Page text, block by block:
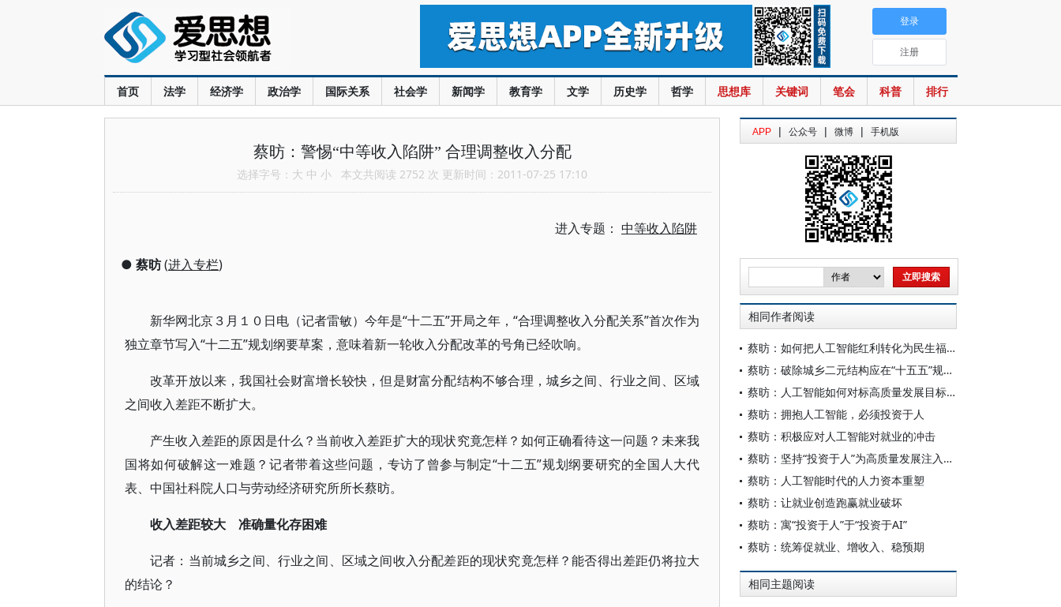
首页 法学 经济学 政治学 国际关系 社会学 新闻学 教育学 文学 历史学 哲学 思想库 关键词 笔会 科普 排行
登录
注册
蔡昉：警惕“中等收入陷阱” 合理调整收入分配
选择字号： 大 中 小 本文共阅读 2752 次 更新时间：2011-07-25 17:10
进入专题： 中等收入陷阱
● 蔡昉(进入专栏)
新华网北京３月１０日电（记者雷敏）今年是“十二五”开局之年，“合理调整收入分配关系”首次作为
独立章节写入“十二五”规划纲要草案，意味着新一轮收入分配改革的号角已经吹响。
改革开放以来，我国社会财富增长较快，但是财富分配结构不够合理，城乡之间、行业之间、区域
之间收入差距不断扩大。
产生收入差距的原因是什么？当前收入差距扩大的现状究竟怎样？如何正确看待这一问题？未来我
国将如何破解这一难题？记者带着这些问题，专访了曾参与制定“十二五”规划纲要研究的全国人大代
表、中国社科院人口与劳动经济研究所所长蔡昉。
收入差距较大 准确量化存困难
记者：当前城乡之间、行业之间、区域之间收入分配差距的现状究竟怎样？能否得出差距仍将拉大
的结论？
APP | 公众号 | 微博 | 手机版
相同作者阅读
蔡昉：如何把人工智能红利转化为民生福祉？
蔡昉：破除城乡二元结构应在“十五五”规划中高度优先
蔡昉：人工智能如何对标高质量发展目标？
蔡昉：拥抱人工智能，必须投资于人
蔡昉：积极应对人工智能对就业的冲击
蔡昉：坚持“投资于人”为高质量发展注入持久动力——兼论如何实现2035年和“十五五”时期的发展目标
蔡昉：人工智能时代的人力资本重塑
蔡昉：让就业创造跑赢就业破坏
蔡昉：寓“投资于人”于“投资于AI”
蔡昉：统筹促就业、增收入、稳预期
相同主题阅读